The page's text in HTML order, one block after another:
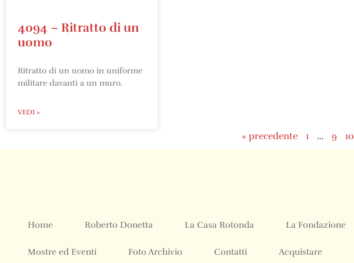
4094 – Ritratto di un
uomo
Ritratto di un uomo in uniforme
militare davanti a un muro.
VEDI »
« precedente 1 … 9 10
Home Roberto Donetta La Casa Rotonda La Fondazione
Mostre ed Eventi Foto Archivio Contatti Acquistare